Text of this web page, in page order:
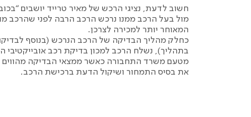
חשוב לדעת, נציגי הרכש של מאיר טרייד יושבים
מול בעל הרכב ממנו נרכש הרכב הרבה לפני שהרכב
המאוחר יותר למכירה לצרכן.
כחלק מהליך הבדיקה של הרכב הנרכש (בנוסף
בתהליך), נשלח הרכב למכון בדיקת רכב אובייקטיבי
מטעם משרד התחבורה כאשר ממצאי הבדיקה
את בסיס התמחור ושיקול הדעת ברכישת הרכב.